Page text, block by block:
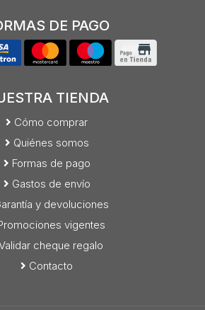
DE PAGO
TIENDA
Cómo comprar
Quiénes somos
Formas de pago
Gastos de envío
y devoluciones
vigentes
cheque regalo
Contacto